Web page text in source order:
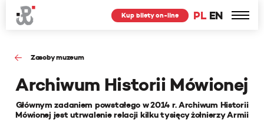
PL EN
Kup bilety on-line
Zasoby muzeum
Archiwum Historii Mówionej
Głównym zadaniem powstałego w 2014 r. Archiwum Historii
Mówionej jest utrwalenie relacji kilku tysięcy żołnierzy Armii